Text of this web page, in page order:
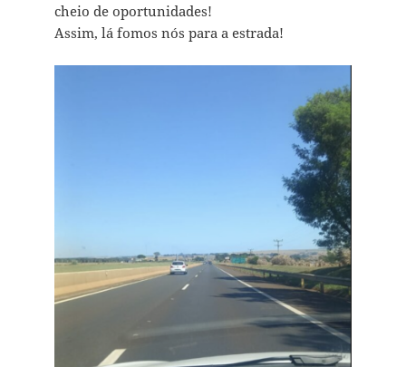
cheio de oportunidades!
Assim, lá fomos nós para a estrada!